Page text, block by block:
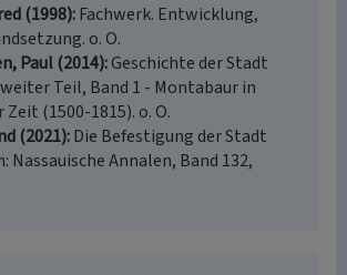
(1998) Fachwerk. Entwicklung,
o. O.
Paul (2014) Geschichte der Stadt
Teil, Band 1 - Montabaur in
(1500-1815). o. O.
(2021) Die Befestigung der Stadt
Nassauische Annalen, Band 132,